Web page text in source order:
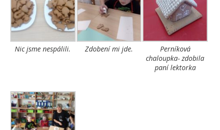
Nic jsme nespálili. Zdobení mi jde.
Perníková
chaloupka- zdobila
paní lektorka